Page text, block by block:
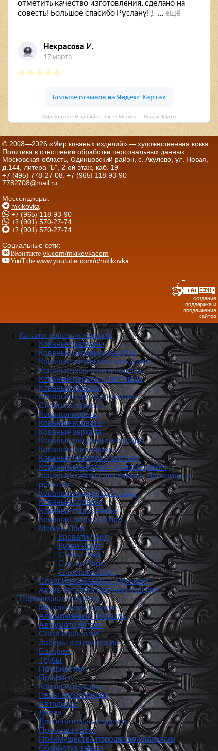
Мир Кованых Изделий на карте Москвы — Яндекс Карты
© 2008—2026 «Мир кованых изделий» — художественная ковка
Политика в отношении обработки персональных данных
Московская область, Одинцовский район, с. Акулово, ул. Новая,
д.144, литера "Б", 2-ой этаж, каб. 19
+7 (495) 778-27-08, +7 (965) 118-93-90
7782708@mail.ru
Мессенджеры:
mkikovka
+7 (965) 118-93-90
+7 (901) 570-27-74
+7 (901) 570-27-74
Социальные сети:
ВКонтакте vk.com/mkikovkacom
YouTube www.youtube.com/c/mkikovka
создание
поддержка и
продвижение
сайтов
Каталог кованых изделий
Кованые балконы
Кованые оконные решетки
Кованые заборы и ог­ражде­ния
Кованые козырьки и навесы
Кованые перила и лестницы
Кованые фонари
Кованые ворота и калитки
Сварные заборы
Кованая мебель
Кованые кровати
Кованые зеркала
Кованые ритуальные ограды
Кованые цветочницы
Кованые беседки и мостики
Кованые мангалы и дымосборники
Кованые наборы для камина, дровницы и
решётки
Кованые изделия для сада
Кованые подарки
Кованые подсвечники
Кованые люстры и бра
Мебель Лофт
Кровати Лофт
Кухни Лофт
Столы Лофт
Стулья Лофт
Стеллажи Лофт
Спросить/заказать в один клик
Архив каталога кованых изделий
Порошковая покраска
Металлоконструкции
Алюминиевый профиль
Авто/мото детали
Сетки и решетки
Заборы и ограждения
Батареи
Трубы
Профнастил
Профиль
Кованые изделия
Рамы велосипедов
Автодиски
Двери
Дополнительные услуги
Примеры работ
Преимущества порошковой покраски
Обработка заказа